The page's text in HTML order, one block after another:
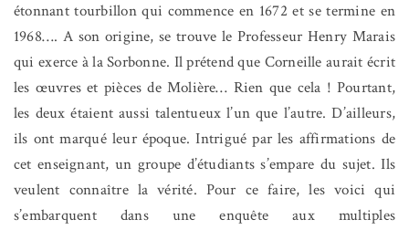
étonnant tourbillon qui commence en 1672 et se termine en
1968…. A son origine, se trouve le Professeur Henry Marais
qui exerce à la Sorbonne. Il prétend que Corneille aurait écrit
les œuvres et pièces de Molière… Rien que cela ! Pourtant,
les deux étaient aussi talentueux l’un que l’autre. D’ailleurs,
ils ont marqué leur époque. Intrigué par les affirmations de
cet enseignant, un groupe d’étudiants s’empare du sujet. Ils
veulent connaître la vérité. Pour ce faire, les voici qui
s’embarquent dans une enquête aux multiples